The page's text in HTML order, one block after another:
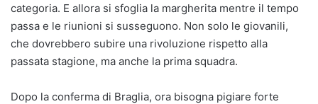
categoria. E allora si sfoglia la margherita mentre il tempo
passa e le riunioni si susseguono. Non solo le giovanili,
che dovrebbero subire una rivoluzione rispetto alla
passata stagione, ma anche la prima squadra.
Dopo la conferma di Braglia, ora bisogna pigiare forte